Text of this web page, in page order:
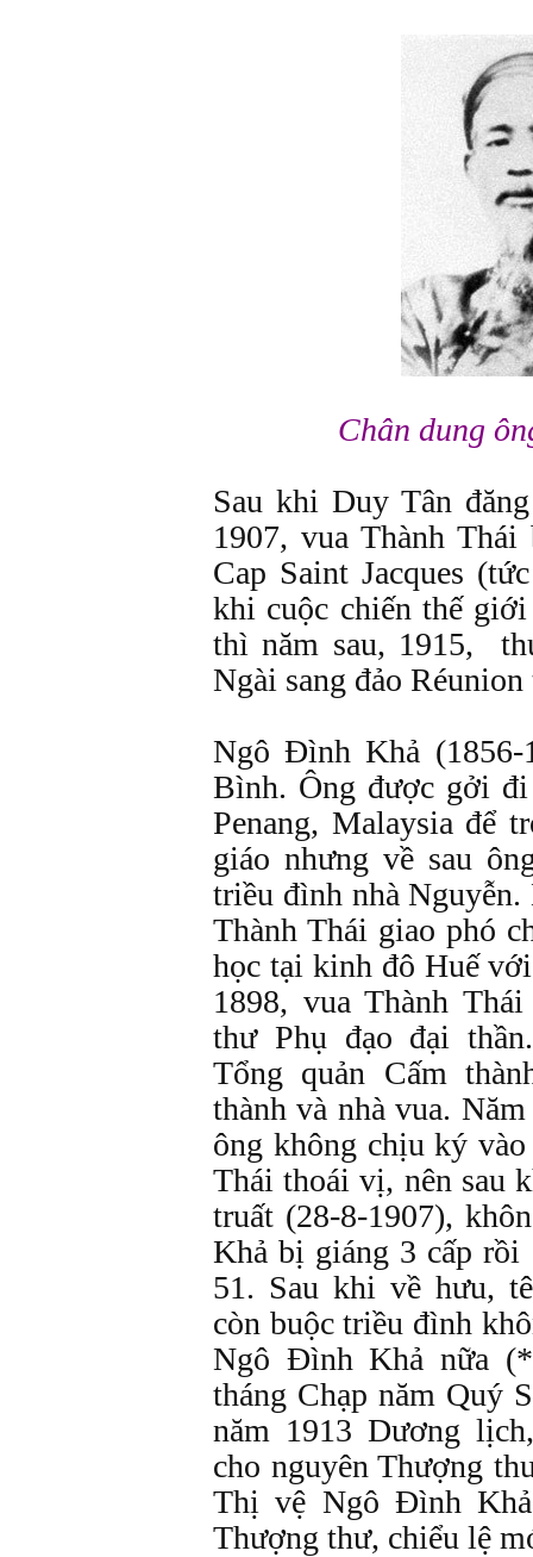
Chân dung
Sau khi Duy Tân
1907, vua Thành
Cap Saint Jacques
khi cuộc chiến thế
thì năm sau, 1915,
Ngài sang đảo
Ngô Đình Khả (1856-
Bình. Ông được gởi
Penang, Malaysia để
giáo nhưng về sau
triều đình nhà
Thành Thái giao phó
học tại kinh đô Huế
1898, vua Thành
thư Phụ đạo đại
Tổng quản Cấm
thành và nhà vua.
ông không chịu ký
Thái thoái vị, nên sau
truất (28-8-1907),
Khả bị giáng 3 cấp
51. Sau khi về hưu,
còn buộc triều đình
Ngô Đình Khả nữa
tháng Chạp năm Quý
năm 1913 Dương
cho nguyên Thượng
Thị vệ Ngô Đình
Thượng thư, chiểu lệ